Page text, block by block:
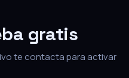
gratis
te contacta para activar